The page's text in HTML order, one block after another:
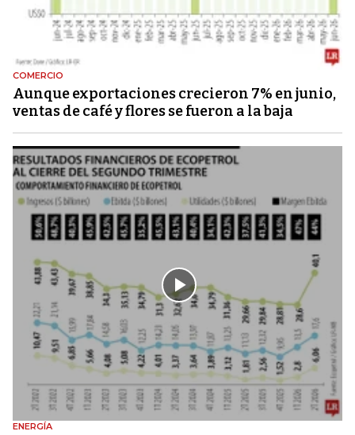
COMERCIO
Aunque exportaciones crecieron 7% en junio,
ventas de café y flores se fueron a la baja
ENERGÍA